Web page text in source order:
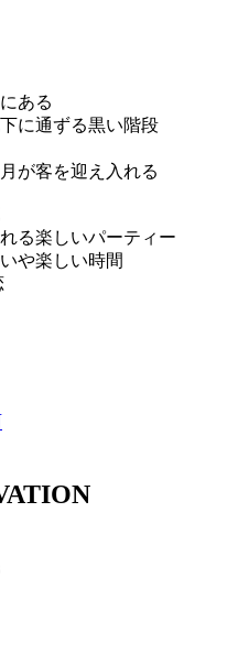
ある
に通ずる黒い階段
が客を迎え入れる
る楽しいパーティー
や楽しい時間